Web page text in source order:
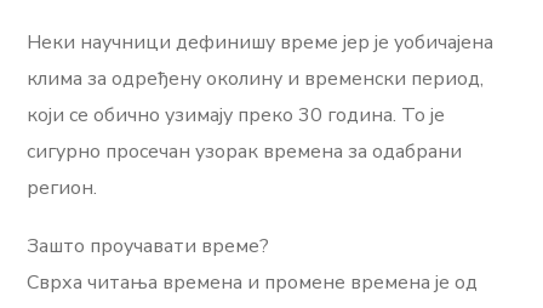
Неки научници дефинишу време јер је уобичајена
клима за одређену околину и временски период,
који се обично узимају преко 30 година. То је
сигурно просечан узорак времена за одабрани
регион.
Зашто проучавати време?
Сврха читања времена и промене времена је од